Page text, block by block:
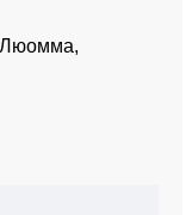
Люомма,